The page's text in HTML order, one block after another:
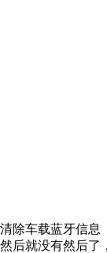
除车载蓝牙信息
后就没有然后了